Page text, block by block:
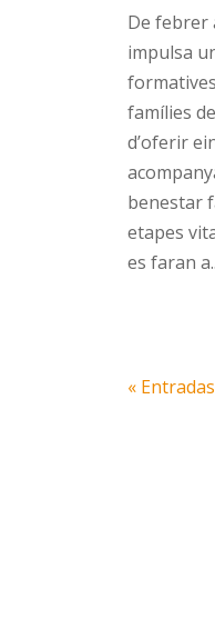
De febrer
impulsa
famílies
d’oferir
benestar
etapes
es faran
«